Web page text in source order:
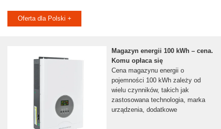
Oferta dla Polski +
Magazyn energii 100 kWh – cena.
Komu opłaca się
Cena magazynu energii o
pojemności 100 kWh zależy od
wielu czynników, takich jak
zastosowana technologia, marka
urządzenia, dodatkowe